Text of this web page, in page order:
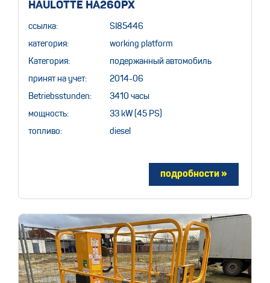
HAULOTTE HA260PX
ссылка: SI85446
категория: working platform
Категория: подержанный автомобиль
принят на учет: 2014-06
Betriebsstunden: 3410 часы
мощность: 33 kW (45 PS)
топливо: diesel